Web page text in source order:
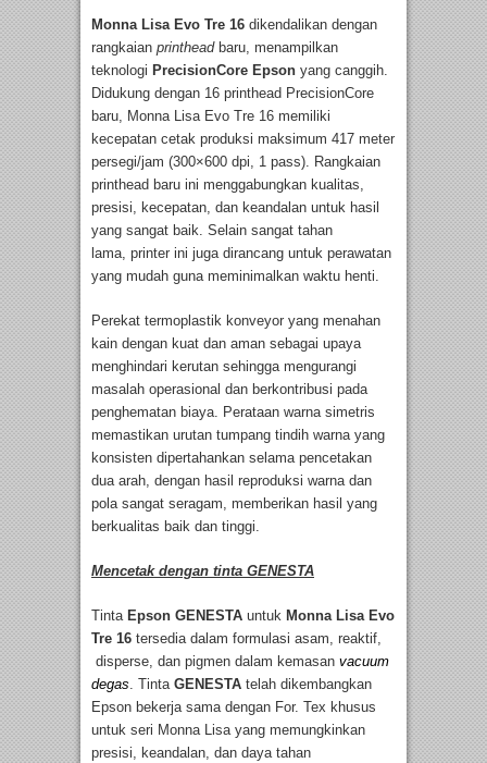
Monna Lisa Evo Tre 16 dikendalikan dengan
rangkaian printheadbaru, menampilkan
teknologi PrecisionCore Epson yang canggih.
Didukung dengan 16 printhead PrecisionCore
baru, Monna Lisa Evo Tre 16 memiliki
kecepatan cetak produksi maksimum 417 meter
persegi/jam (300×600 dpi, 1 pass). Rangkaian
printhead baru ini menggabungkan kualitas,
presisi, kecepatan, dan keandalan untuk hasil
yang sangat baik. Selain sangat tahan
lama, printer ini juga dirancang untuk perawatan
yang mudah guna meminimalkan waktu henti.
Perekat termoplastik konveyor yang menahan
kain dengan kuat dan aman sebagai upaya
menghindari kerutan sehingga mengurangi
masalah operasional dan berkontribusi pada
penghematan biaya. Perataan warna simetris
memastikan urutan tumpang tindih warna yang
konsisten dipertahankan selama pencetakan
dua arah, dengan hasil reproduksi warna dan
pola sangat seragam, memberikan hasil yang
berkualitas baik dan tinggi.
Mencetak dengan tinta GENESTA
Tinta Epson GENESTA untuk Monna Lisa Evo
Tre 16 tersedia dalam formulasi asam, reaktif,
disperse, dan pigmen dalam kemasan vacuum
degas. Tinta GENESTA telah dikembangkan
Epson bekerja sama dengan For. Tex khusus
untuk seri Monna Lisa yang memungkinkan
presisi, keandalan, dan daya tahan